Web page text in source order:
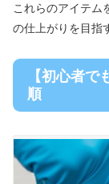
これらのアイテム
の仕上がりを目指
【初心者
順